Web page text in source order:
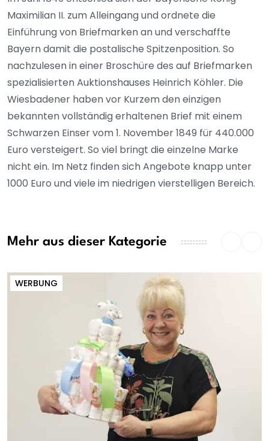
Maximilian II. zum Alleingang und ordnete die
Einführung von Briefmarken an und verschaffte
Bayern damit die postalische Spitzenposition. So
nachzulesen in einer Broschüre des auf Briefmarken
spezialisierten Auktionshauses Heinrich Köhler. Die
Wiesbadener haben vor Kurzem den einzigen
bekannten vollständig erhaltenen Brief mit einem
Schwarzen Einser vom 1. November 1849 für 440.000
Euro versteigert. So viel bringt die einzelne Marke
nicht ein. Im Netz finden sich Angebote knapp unter
1000 Euro und viele im niedrigen vierstelligen Bereich.
Mehr aus dieser Kategorie
WERBUNG